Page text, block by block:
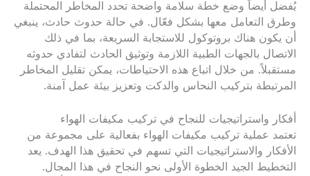
يُفضل أيضاً وضع خطة سلامة واضحة تحدد المخاطر المحتملة
وطرق التعامل معها بشكل فعّال. في حالة حدوث حادث، ينبغي
أن يكون هناك بروتوكول للاستجابة السريعة، بما في ذلك
الاتصال بالجهات الطبية اللازمة وتوثيق الحادث لتفادي حدوثه
مستقبلاً. من خلال اتباع هذه الاحتياطات، يمكن تقليل المخاطر
المرتبطة بتركيب النحاس والدكت وتعزيز بيئة عمل آمنة.
أفكار واستراتيجيات للنجاح في تركيب مكيفات الهواء
تعتمد عملية تركيب مكيفات الهواء بفعالية على مجموعة من
الأفكار والاستراتيجيات التي تسهم في تحقيق هذا الهدف. يعد
التخطيط الجيد الخطوة الأولى نحو النجاح في هذا المجال.